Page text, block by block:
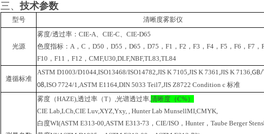
三、技术参数
型号 清晰度雾影仪
光源
雾度/透过率：CIE-A、CIE-C、CIE-D65
色度指标： A，C，D50，D55，D65，D75，F1，F2，F3，F4，F5，F6，F7，
F10，F11，F12，CMF,U30,DLF,NBF,TL83,TL84
遵循标准
ASTM D1003/D1044,ISO13468/ISO14782,JIS K 7105,JIS K 7361,JIS K 7136,GB/
08,ISO 7724/1,ASTM E1164,DIN 5033 Teil7,JIS Z8722 Condition c 标准
雾度（HAZE),透过率（T） ,光谱透过率,清晰度（C%）
CIE Lab,LCh,CIE Luv,XYZ,Yxy, , Hunter Lab MunsellMI,CMYK,
白度WI(ASTM E313-00,ASTM E313-73，CIE/ISO ， Hunter，Taube Berger